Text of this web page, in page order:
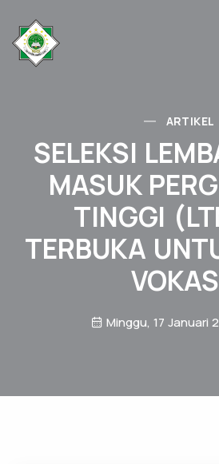
ARTIKEL
SELEKSI
MASUK
TINGGI
TERBUKA
Minggu, 17 Januari